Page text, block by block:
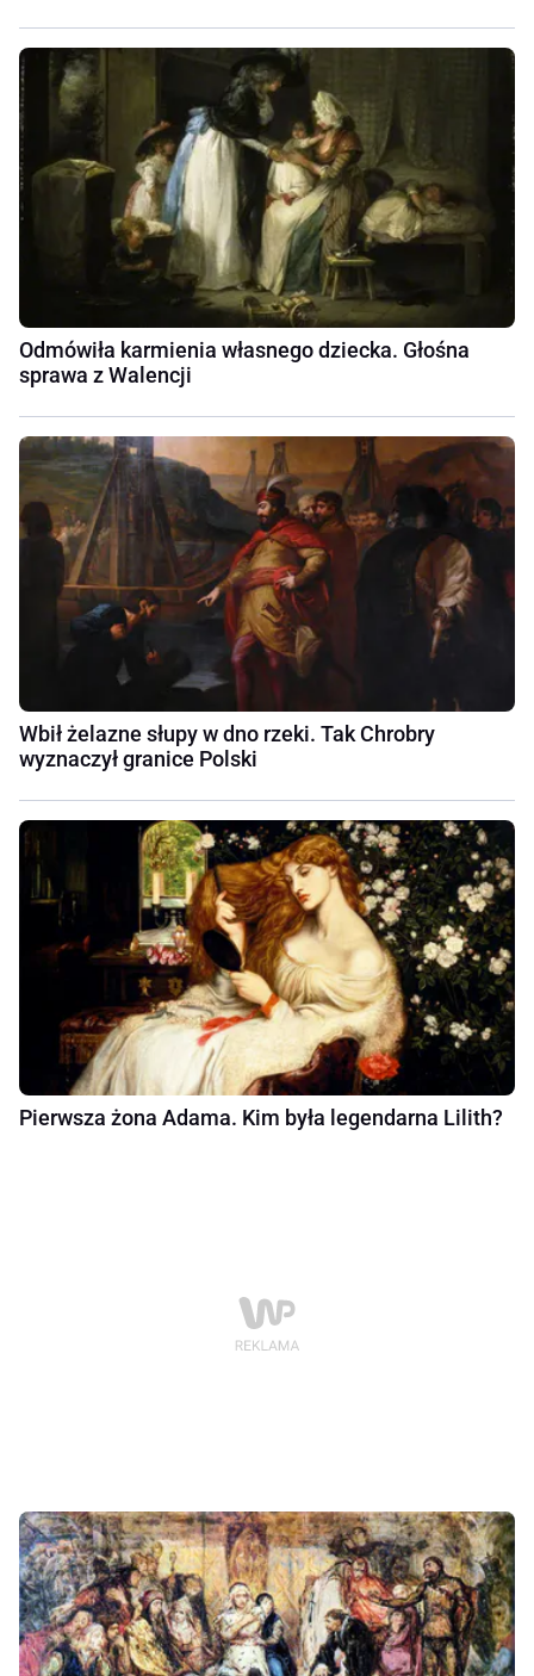
Odmówiła karmienia własnego dziecka. Głośna
sprawa z Walencji
Wbił żelazne słupy w dno rzeki. Tak Chrobry
wyznaczył granice Polski
Pierwsza żona Adama. Kim była legendarna Lilith?